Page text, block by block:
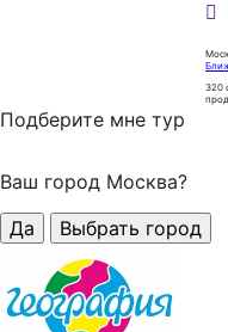
320
Подберите мне тур
Ваш город Москва?
Да
Выбрать город